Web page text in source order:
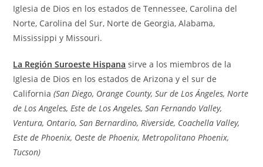
Iglesia de Dios en los estados de Tennessee, Carolina del
Norte, Carolina del Sur, Norte de Georgia, Alabama,
Mississippi y Missouri.
La Región Suroeste Hispana sirve a los miembros de la
Iglesia de Dios en los estados de Arizona y el sur de
California(San Diego, Orange County, Sur de Los Ángeles, Norte
de Los Angeles, Este de Los Angeles, San Fernando Valley,
Ventura, Ontario, San Bernardino, Riverside, Coachella Valley,
Este de Phoenix, Oeste de Phoenix, Metropolitano Phoenix,
Tucson)